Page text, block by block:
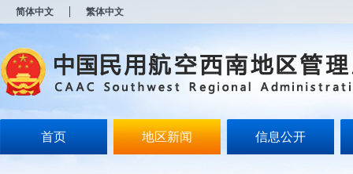
简体中文 繁体中文
首页 地区新闻 信息公开
开
无
障
说